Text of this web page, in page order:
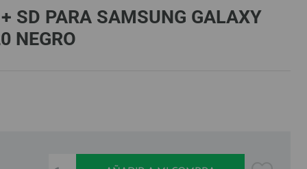
SD PARA SAMSUNG GALAXY
NEGRO